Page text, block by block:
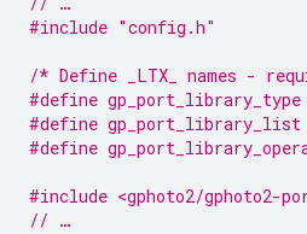
#include "config.h"
/* Define _LTX_ names -
#define gp_port_library_type
#define gp_port_library_list
#define
#include <gphoto2/gphoto2-
// …